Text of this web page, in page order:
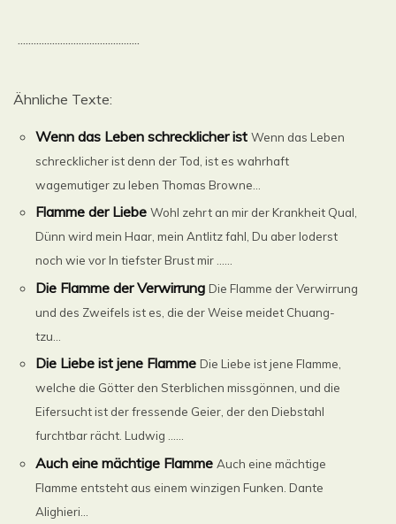
..............................................
Ähnliche Texte:
Wenn das Leben schrecklicher ist Wenn das Leben
schrecklicher ist denn der Tod, ist es wahrhaft
wagemutiger zu leben Thomas Browne...
Flamme der Liebe Wohl zehrt an mir der Krankheit Qual,
Dünn wird mein Haar, mein Antlitz fahl, Du aber loderst
noch wie vor In tiefster Brust mir ......
Die Flamme der Verwirrung Die Flamme der Verwirrung
und des Zweifels ist es, die der Weise meidet Chuang-
tzu...
Die Liebe ist jene Flamme Die Liebe ist jene Flamme,
welche die Götter den Sterblichen missgönnen, und die
Eifersucht ist der fressende Geier, der den Diebstahl
furchtbar rächt. Ludwig ......
Auch eine mächtige Flamme Auch eine mächtige
Flamme entsteht aus einem winzigen Funken. Dante
Alighieri...